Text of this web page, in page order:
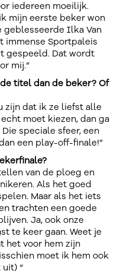
iedereen moeilijk.
mijn eerste beker won
geblesseerde Ilka Van
immense Sportpaleis
gespeeld. Dat wordt
mij.”
titel dan de beker? Of
zijn dat ik ze liefst alle
moet kiezen, dan ga
speciale sfeer, een
een play-off-finale!”
van de ploeg en
Als het goed
Maar als het iets
trachten een goede
Ja, ook onze
te keer gaan. Weet je
het voor hem zijn
moet ik hem ook
“